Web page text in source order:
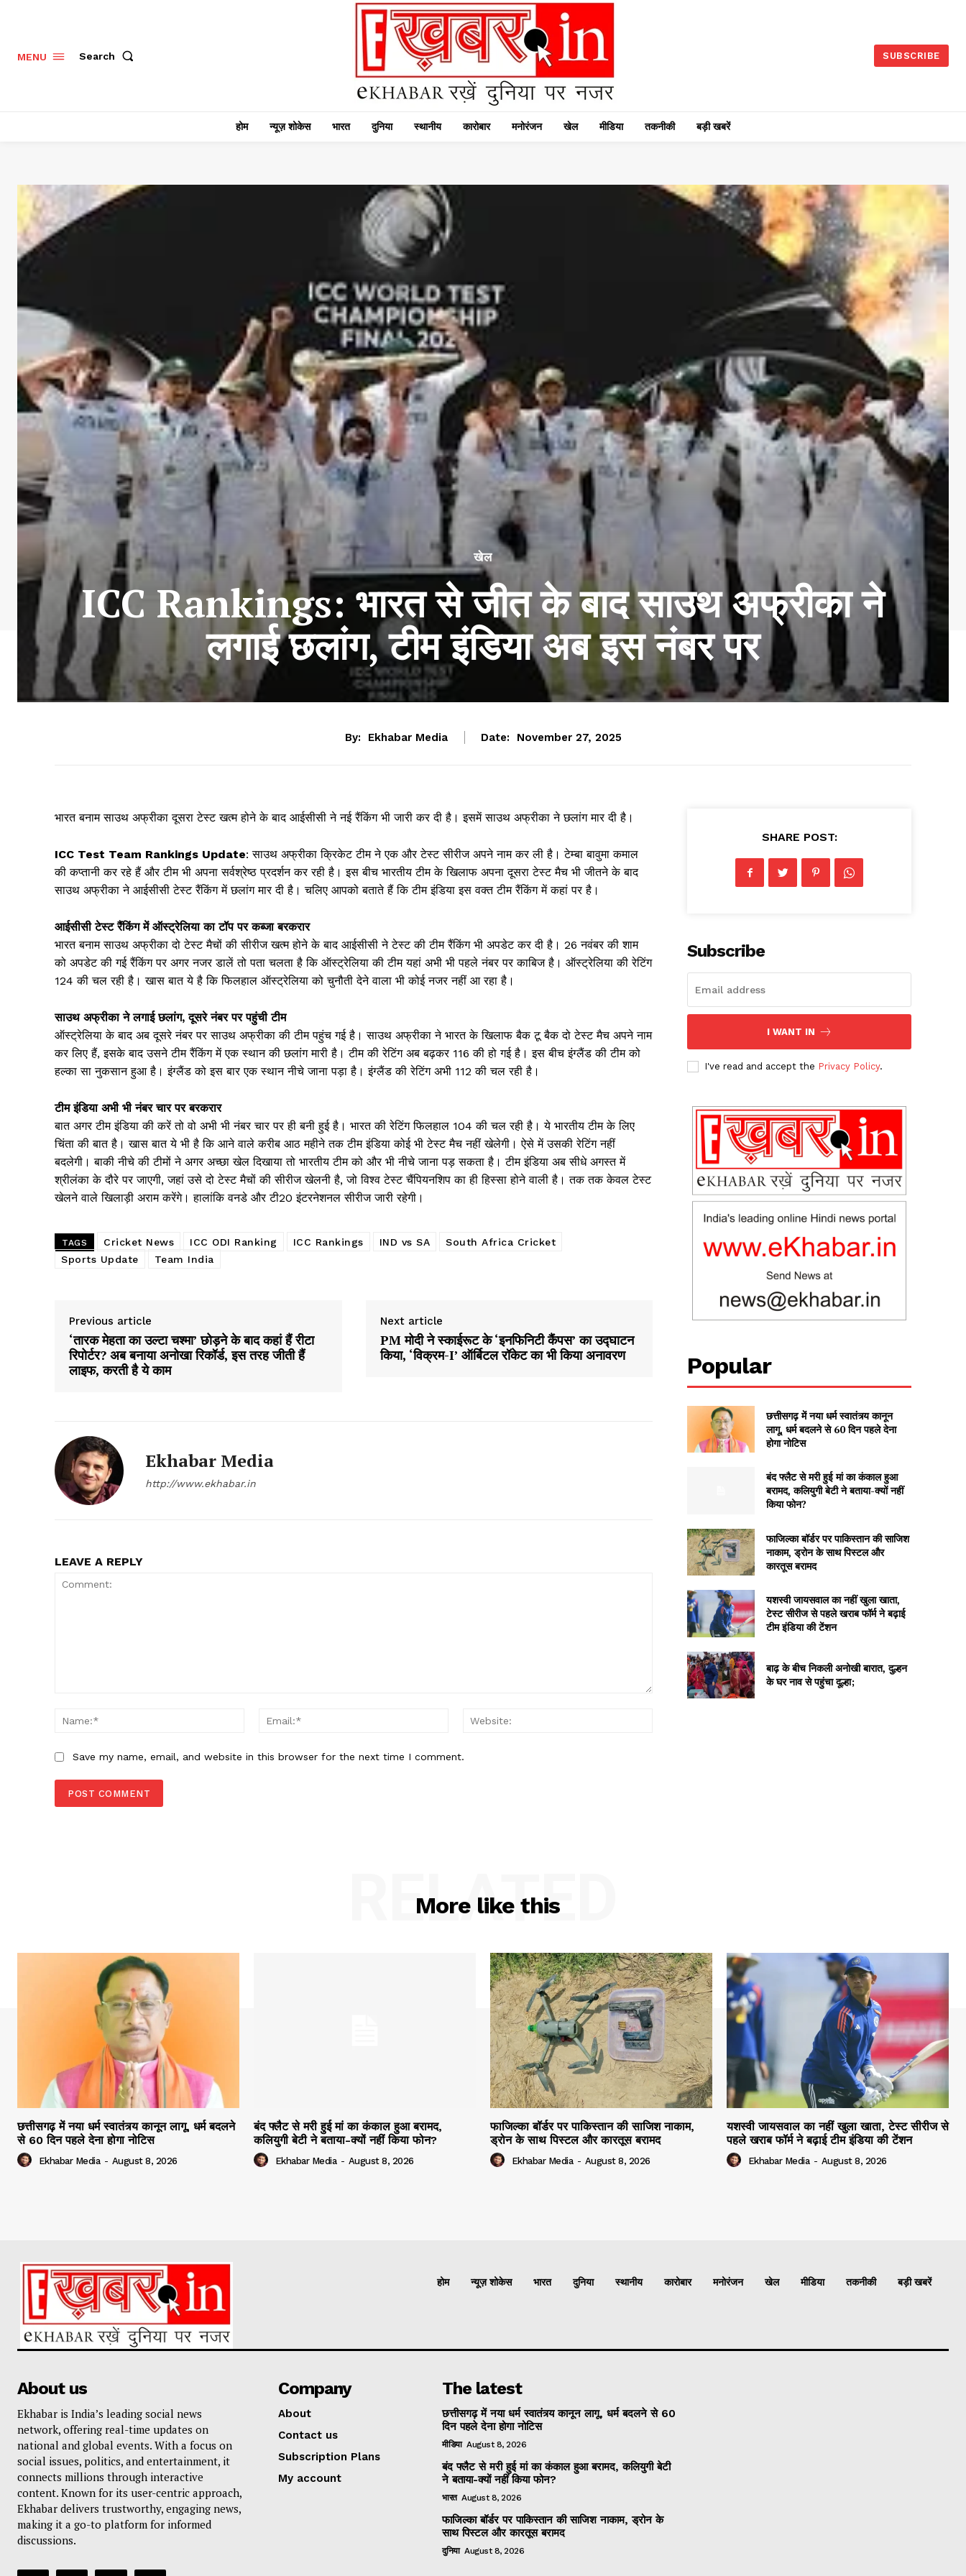
Magazine PRO
Contact us
Subscription Plans
MENU Search SUBSCRIBE
होम न्यूज़ शोकेस भारत दुनिया स्थानीय कारोबार मनोरंजन खेल मीडिया तकनीकी बड़ी खबरें
खेल
ICC Rankings: भारत से जीत के बाद साउथ अफ्रीका ने
लगाई छलांग, टीम इंडिया अब इस नंबर पर
By: Ekhabar Media Date: November 27, 2025
भारत बनाम साउथ अफ्रीका दूसरा टेस्ट खत्म होने के बाद आईसीसी ने नई रैंकिंग भी जारी कर दी है। इसमें साउथ अफ्रीका ने छलांग मार दी है।
ICC Test Team Rankings Update: साउथ अफ्रीका क्रिकेट टीम ने एक और टेस्ट सीरीज अपने नाम कर ली है। टेम्बा बावुमा कमाल
की कप्तानी कर रहे हैं और टीम भी अपना सर्वश्रेष्ठ प्रदर्शन कर रही है। इस बीच भारतीय टीम के खिलाफ अपना दूसरा टेस्ट मैच भी जीतने के बाद
साउथ अफ्रीका ने आईसीसी टेस्ट रैंकिंग में छलांग मार दी है। चलिए आपको बताते हैं कि टीम इंडिया इस वक्त टीम रैं​किंग में कहां पर है।
आईसीसी टेस्ट रैंकिंग में ऑस्ट्रेलिया का टॉप पर कब्जा बरकरार
भारत बनाम साउथ अफ्रीका दो टेस्ट मैचों की सीरीज खत्म होने के बाद आईसीसी ने टेस्ट की टीम रैंकिंग भी अपडेट कर दी है। 26 नवंबर की शाम
को अपडेट की गई रैंकिंग पर अगर नजर डालें तो पता चलता है कि ऑस्ट्रेलिया की टीम यहां अभी भी पहले नंबर पर काबिज है। ऑस्ट्रेलिया की रेटिंग
124 की चल रही है। खास बात ये है कि फिलहाल ऑस्ट्रेलिया को चुनौती देने वाला भी कोई नजर नहीं आ रहा है।
साउथ अफ्रीका ने लगाई छलांग, दूसरे नंबर पर पहुंची टीम
ऑस्ट्रेलिया के बाद अब दूसरे नंबर पर साउथ अफ्रीका की टीम पहुंच गई है। साउथ अफ्रीका ने भारत के खिलाफ बैक टू बैक दो टेस्ट मैच अपने नाम
कर लिए हैं, इसके बाद उसने टीम रैंकिंग में एक स्थान की छलांग मारी है। टीम की रेटिंग अब बढ़कर 116 की हो गई है। इस बीच इंग्लैंड की टीम को
हल्का सा नुकसान हुआ है। इंग्लैंड को इस बार एक स्थान नीचे जाना पड़ा है। इंग्लैंड की रेटिंग अभी 112 की चल रही है।
टीम इंडिया अभी भी नंबर चार पर बरकरार
बात अगर टीम इंडिया की करें तो वो अभी भी नंबर चार पर ही बनी हुई है। भारत की रेटिंग फिलहाल 104 की चल रही है। ये भारतीय टीम के लिए
चिंता की बात है। खास बात ये भी है कि आने वाले करीब आठ महीने तक टीम इंडिया कोई भी टेस्ट मैच नहीं खेलेगी। ऐसे में उसकी रेटिंग नहीं
बदलेगी। बाकी नीचे की टीमों ने अगर अच्छा खेल दिखाया तो भारतीय टीम को और भी नीचे जाना पड़ सकता है। टीम इंडिया अब सीधे अगस्त में
श्रीलंका के दौरे पर जाएगी, जहां उसे दो टेस्ट मैचों की सीरीज खेलनी है, जो विश्व टेस्ट चैंपियनशिप का ही हिस्सा होने वाली है। त​क तक केवल टेस्ट
खेलने वाले खिलाड़ी अराम करेंगे। हालांकि वनडे और टी20 इंटरनेशनल सीरीज जारी रहेगी।
TAGS Cricket News ICC ODI Ranking ICC Rankings IND vs SA
South Africa Cricket
Sports Update
Team India
Previous article
‘तारक मेहता का उल्टा चश्मा’ छोड़ने के बाद कहां हैं रीटा
रिपोर्टर? अब बनाया अनोखा रिकॉर्ड, इस तरह जीती हैं
लाइफ, करती है ये काम
Next article
PM मोदी ने स्काईरूट के ‘इनफिनिटी कैंपस’ का उद्घाटन
किया, ‘विक्रम-I’ ऑर्बिटल रॉकेट का भी किया अनावरण
Ekhabar Media
http://www.ekhabar.in
LEAVE A REPLY
Name:*
Email:*
Save my name, email, and website in this browser for the next time I comment.
SHARE POST:
Subscribe
I WANT IN
I've read and accept the Privacy Policy.
Popular
छत्तीसगढ़ में नया धर्म स्वातंत्र्य कानून
लागू, धर्म बदलने से 60 दिन पहले देना
होगा नोटिस
बंद फ्लैट से मरी हुई मां का कंकाल हुआ
बरामद, कलियुगी बेटी ने बताया-क्यों नहीं
किया फोन?
फाजिल्का बॉर्डर पर पाकिस्तान की साजिश
नाकाम, ड्रोन के साथ पिस्टल और
कारतूस बरामद
यशस्वी जायसवाल का नहीं खुला खाता,
टेस्ट सीरीज से पहले खराब फॉर्म ने बढ़ाई
टीम इंडिया की टेंशन
बाढ़ के बीच निकली अनोखी बारात, दुल्हन
के घर नाव से पहुंचा दूल्हा;
More like this
RELATED
छत्तीसगढ़ में नया धर्म स्वातंत्र्य कानून लागू, धर्म बदलने
से 60 दिन पहले देना होगा नोटिस
Ekhabar Media - August 8, 2026
बंद फ्लैट से मरी हुई मां का कंकाल हुआ बरामद,
कलियुगी बेटी ने बताया-क्यों नहीं किया फोन?
Ekhabar Media - August 8, 2026
फाजिल्का बॉर्डर पर पाकिस्तान की साजिश नाकाम,
ड्रोन के साथ पिस्टल और कारतूस बरामद
Ekhabar Media - August 8, 2026
यशस्वी जायसवाल का नहीं खुला खाता, टेस्ट सीरीज से
पहले खराब फॉर्म ने बढ़ाई टीम इंडिया की टेंशन
Ekhabar Media - August 8, 2026
होम न्यूज़ शोकेस भारत दुनिया स्थानीय कारोबार मनोरंजन खेल मीडिया तकनीकी बड़ी खबरें
About us
Ekhabar is India’s leading social news
network, offering real-time updates on
national and global events. With a focus on
social issues, politics, and entertainment, it
connects millions through interactive
content. Known for its user-centric approach,
Ekhabar delivers trustworthy, engaging news,
making it a go-to platform for informed
discussions.
Company
About
Contact us
Subscription Plans
My account
The latest
छत्तीसगढ़ में नया धर्म स्वातंत्र्य कानून लागू, धर्म बदलने से 60
दिन पहले देना होगा नोटिस
मीडिया August 8, 2026
बंद फ्लैट से मरी हुई मां का कंकाल हुआ बरामद, कलियुगी बेटी
ने बताया-क्यों नहीं किया फोन?
भारत August 8, 2026
फाजिल्का बॉर्डर पर पाकिस्तान की साजिश नाकाम, ड्रोन के
साथ पिस्टल और कारतूस बरामद
दुनिया August 8, 2026